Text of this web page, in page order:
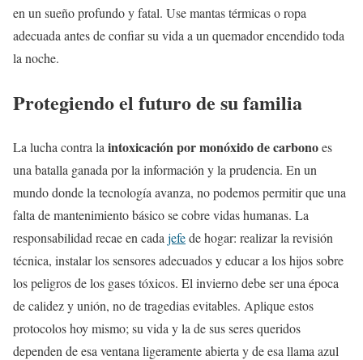
en un sueño profundo y fatal. Use mantas térmicas o ropa
adecuada antes de confiar su vida a un quemador encendido toda
la noche.
Protegiendo el futuro de su familia
La lucha contra la intoxicación por monóxido de carbonoes
una batalla ganada por la información y la prudencia. En un
mundo donde la tecnología avanza, no podemos permitir que una
falta de mantenimiento básico se cobre vidas humanas. La
responsabilidad recae en cada jefede hogar: realizar la revisión
técnica, instalar los sensores adecuados y educar a los hijos sobre
los peligros de los gases tóxicos. El invierno debe ser una época
de calidez y unión, no de tragedias evitables. Aplique estos
protocolos hoy mismo; su vida y la de sus seres queridos
dependen de esa ventana ligeramente abierta y de esa llama azul